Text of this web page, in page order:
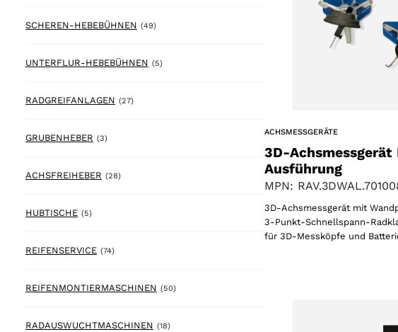
SCHEREN-HEBEBÜHNEN (49)49 products
UNTERFLUR-HEBEBÜHNEN (5)5 products
RADGREIFANLAGEN (27)27 products
GRUBENHEBER (3)3 products
ACHSFREIHEBER (28)28 products
HUBTISCHE (5)5 products
REIFENSERVICE (74)74 products
REIFENMONTIERMASCHINEN (50)50 products
RADAUSWUCHTMASCHINEN (18)18 products
ACHSMESSGERÄTE
3D-Achsmessgerät
Ausführung
MPN:
3D-Achsmessgerät mit
3-Punkt-Schnellspann-
für 3D-Messköpfe und